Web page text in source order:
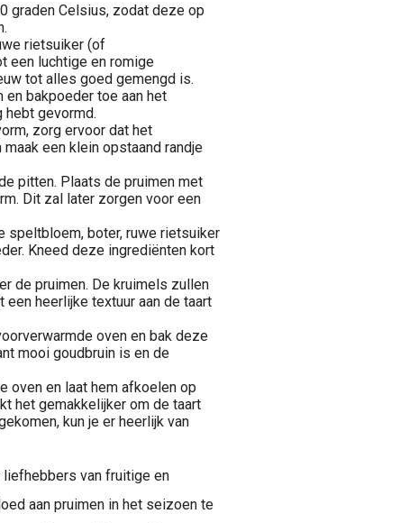
graden Celsius, zodat deze op
rietsuiker (of
een luchtige en romige
tot alles goed gemengd is.
bakpoeder toe aan het
hebt gevormd.
zorg ervoor dat het
een klein opstaand randje
pitten. Plaats de pruimen met
Dit zal later zorgen voor een
speltbloem, boter, ruwe rietsuiker
Kneed deze ingrediënten kort
de pruimen. De kruimels zullen
heerlijke textuur aan de taart
oven en bak deze
mooi goudbruin is en de
oven en laat hem afkoelen op
het gemakkelijker om de taart
kun je er heerlijk van
van fruitige en
aan pruimen in het seizoen te